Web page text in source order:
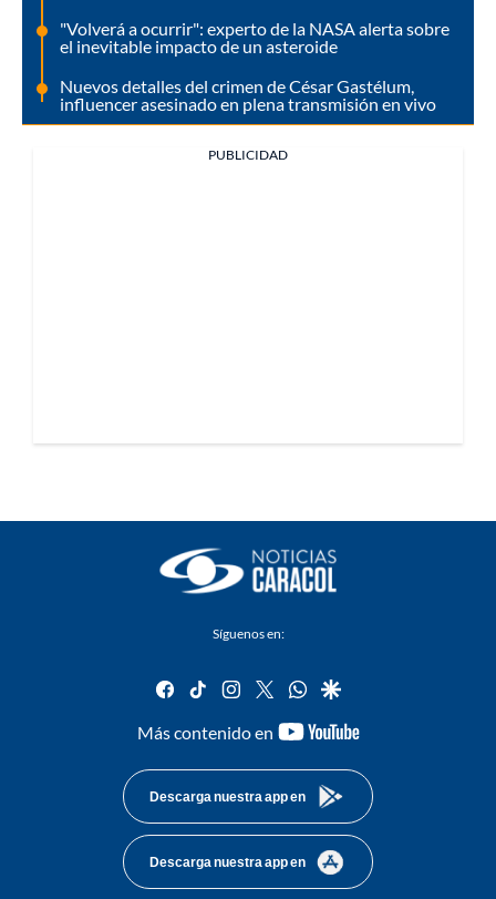
"Volverá a ocurrir": experto de la NASA alerta sobre
el inevitable impacto de un asteroide
Nuevos detalles del crimen de César Gastélum,
influencer asesinado en plena transmisión en vivo
PUBLICIDAD
Síguenos en:
facebook
tiktok instagram
twitterwhatsapp
google
Más contenido en
youtube-
Descarga nuestra app en
Descarga nuestra app en